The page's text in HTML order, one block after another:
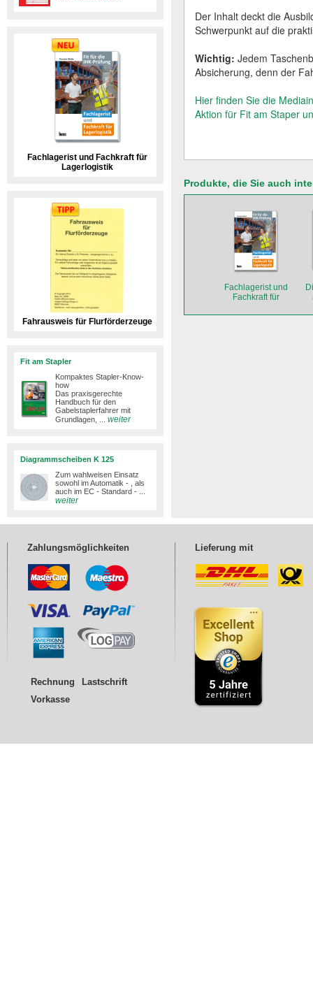
Fachlagerist und Fachkraft für
Lagerlogistik
Fahrausweis für Flurförderzeuge
Fit am Stapler
Kompaktes Stapler-Know-
how
Das praxisgerechte
Handbuch für den
Gabelstaplerfahrer mit
Grundlagen, ...
weiter
Diagrammscheiben K 125
Zum wahlweisen Einsatz
sowohl im Automatik - , als
auch im EC - Standard - ...
weiter
Der Inhalt deckt die
Schwerpunkt auf die
Wichtig: Jedem
Absicherung, denn der
Hier finden Sie die
Aktion für Fit am Staper
Produkte, die Sie auch
Fachlagerist und
Fachkraft für
Zahlungsmöglichkeiten
Rechnung
Lastschrift
Vorkasse
Lieferung mit